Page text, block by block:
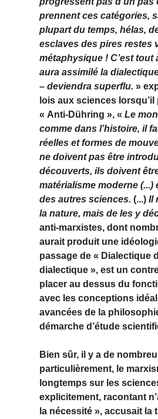
prennent ces catégories,
plupart du temps, hélas,
esclaves des pires restes
métaphysique ! C’est tout
aura assimilé la
– deviendra superflu. »
lois aux sciences lorsqu’il
« Anti-Dühring », «Le
comme dans l’histoire, il
réelles et formes de
ne doivent pas être
découverts, ils doivent
matérialisme moderne
des autres sciences. (...) Il
la nature, mais de les y
anti-marxistes, dont
aurait produit une
passage de « Dialectique
dialectique », est un
placer au dessus du
avec les conceptions
avancées de la
démarche d’étude
Bien sûr, il y a de
particulièrement, le
longtemps sur les
explicitement, racontant
la nécessité », accusait la